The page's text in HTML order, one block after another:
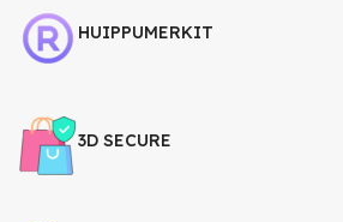
HUIPPUMERKIT
3D SECURE